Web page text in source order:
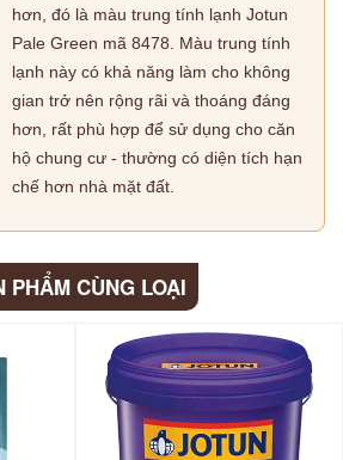
hơn, đó là màu trung tính lạnh Jotun
Pale Green mã 8478. Màu trung tính
lạnh này có khả năng làm cho không
gian trở nên rộng rãi và thoáng đáng
hơn, rất phù hợp để sử dụng cho căn
hộ chung cư - thường có diện tích hạn
chế hơn nhà mặt đất.
PHẨM CÙNG LOẠI